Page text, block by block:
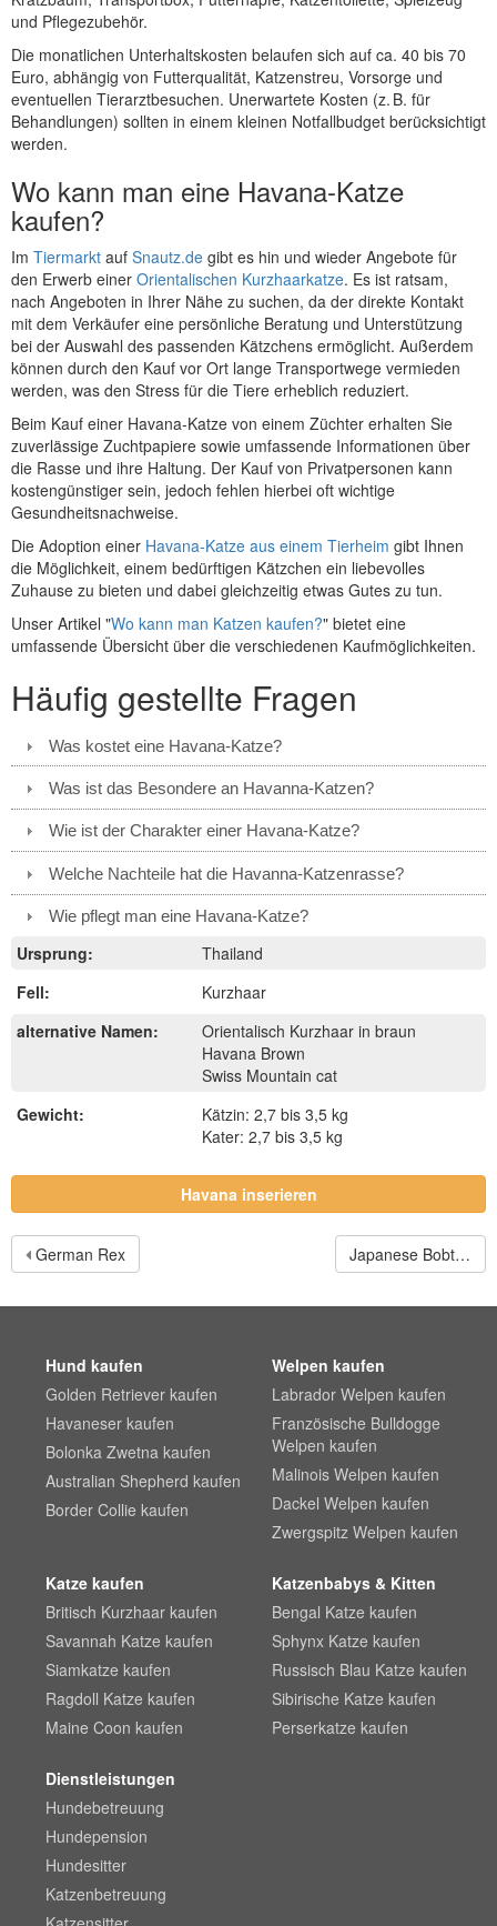
und Pflegezubehör.
Die monatlichen Unterhaltskosten belaufen sich auf ca. 40 bis 70
Euro, abhängig von Futterqualität, Katzenstreu, Vorsorge und
eventuellen Tierarztbesuchen. Unerwartete Kosten (z. B. für
Behandlungen) sollten in einem kleinen Notfallbudget berücksichtigt
werden.
Wo kann man eine Havana-Katze
kaufen?
Im Tiermarkt auf Snautz.de gibt es hin und wieder Angebote für
den Erwerb einer Orientalischen Kurzhaarkatze. Es ist ratsam,
nach Angeboten in Ihrer Nähe zu suchen, da der direkte Kontakt
mit dem Verkäufer eine persönliche Beratung und Unterstützung
bei der Auswahl des passenden Kätzchens ermöglicht. Außerdem
können durch den Kauf vor Ort lange Transportwege vermieden
werden, was den Stress für die Tiere erheblich reduziert.
Beim Kauf einer Havana-Katze von einem Züchter erhalten Sie
zuverlässige Zuchtpapiere sowie umfassende Informationen über
die Rasse und ihre Haltung. Der Kauf von Privatpersonen kann
kostengünstiger sein, jedoch fehlen hierbei oft wichtige
Gesundheitsnachweise.
Die Adoption einer Havana-Katze aus einem Tierheim gibt Ihnen
die Möglichkeit, einem bedürftigen Kätzchen ein liebevolles
Zuhause zu bieten und dabei gleichzeitig etwas Gutes zu tun.
Unser Artikel "Wo kann man Katzen kaufen?" bietet eine
umfassende Übersicht über die verschiedenen Kaufmöglichkeiten.
Häufig gestellte Fragen
Was kostet eine Havana-Katze?
Was ist das Besondere an Havanna-Katzen?
Wie ist der Charakter einer Havana-Katze?
Welche Nachteile hat die Havanna-Katzenrasse?
Wie pflegt man eine Havana-Katze?
Ursprung:
Thailand
Fell:
Kurzhaar
alternative Namen:
Orientalisch Kurzhaar in braun
Havana Brown
Swiss Mountain cat
Gewicht:
Kätzin: 2,7 bis 3,5 kg
Kater: 2,7 bis 3,5 kg
Havana inserieren
German Rex Japanese Bobtail Longhair
Hund kaufen
Golden Retriever kaufen
Havaneser kaufen
Bolonka Zwetna kaufen
Australian Shepherd kaufen
Border Collie kaufen
Welpen kaufen
Labrador Welpen kaufen
Französische Bulldogge
Welpen kaufen
Malinois Welpen kaufen
Dackel Welpen kaufen
Zwergspitz Welpen kaufen
Katze kaufen
Britisch Kurzhaar kaufen
Savannah Katze kaufen
Siamkatze kaufen
Ragdoll Katze kaufen
Maine Coon kaufen
Katzenbabys & Kitten
Bengal Katze kaufen
Sphynx Katze kaufen
Russisch Blau Katze kaufen
Sibirische Katze kaufen
Perserkatze kaufen
Dienstleistungen
Hundebetreuung
Hundepension
Hundesitter
Katzenbetreuung